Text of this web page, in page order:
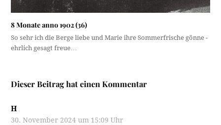
8 Monate anno 1902 (36)
So sehr ich die Berge liebe und Marie ihre Sommerfrische gönne -
ehrlich gesagt freue…
Dieser Beitrag hat einen Kommentar
H
30. November 2024 um 15:09 Uhr